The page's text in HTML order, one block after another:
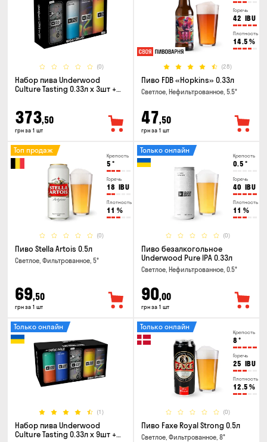
(0)
Набор пива Underwood
Culture Tasting 0.33л x 3шт +
373,50
грн за 1 шт
Горечь
42 IBU
Плотность
14.5 %
(28)
Пиво FDB «Hopkins» 0.33л
Светлое, Нефильтрованное, 5.5°
47,50
грн за 1 шт
Крепость
5 °
Горечь
18 IBU
Плотность
11 %
(0)
Топ продаж
Пиво Stella Artois 0.5л
Светлое, Фильтрованное, 5°
69,50
грн за 1 шт
Крепость
0.5 °
Горечь
40 IBU
Плотность
11 %
(0)
Только онлайн
Пиво безалкогольное
Underwood Pure IPA 0.33л
Светлое, Нефильтрованное, 0.5°
90,00
грн за 1 шт
(1)
Только онлайн
Набор пива Underwood
Culture Tasting 0.33л x 9шт +
Крепость
8 °
Горечь
25 IBU
Плотность
12.5 %
(0)
Только онлайн
Пиво Faxe Royal Strong 0.5л
Светлое, Фильтрованное, 8°